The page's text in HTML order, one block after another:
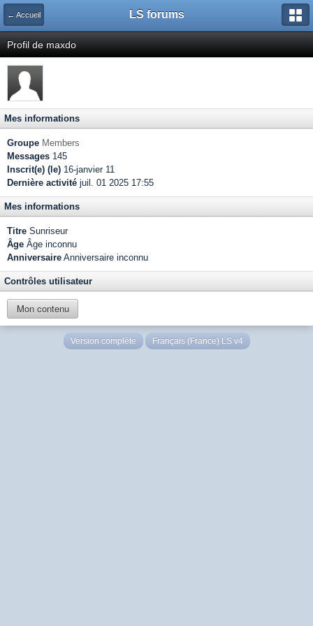
← Accueil LS forums
Profil de maxdo
Mes informations
Groupe Members
Messages 145
Inscrit(e) (le) 16-janvier 11
Dernière activité juil. 01 2025 17:55
Mes informations
Titre Sunriseur
Âge Âge inconnu
Anniversaire Anniversaire inconnu
Contrôles utilisateur
Mon contenu
Version complète Français (France) LS v4